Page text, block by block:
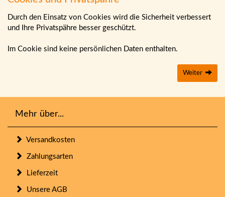
Durch den Einsatz von Cookies wird die Sicherheit verbessert
und Ihre Privatspähre besser geschützt.
Im Cookie sind keine persönlichen Daten enthalten.
Weiter
Mehr über...
Versandkosten
Zahlungsarten
Lieferzeit
Unsere AGB